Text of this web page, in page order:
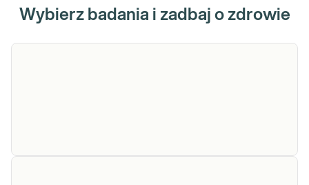
Wybierz badania i zadbaj o zdrowie